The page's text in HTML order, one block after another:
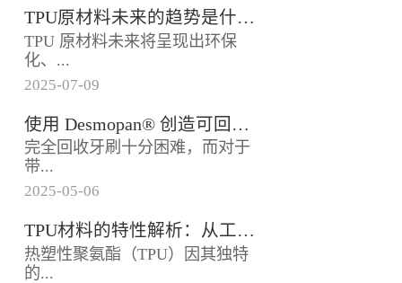
各类促销节点临近，手机护套行
业迎来传统销售旺季，市场对高
品质、高性能产品的需求持续走
高。华...
TPU原材料未来的趋势是什么？
TPU 原材料未来将呈现出环保
化、...
高性能化、功能化等趋势，具体
如下：环保化趋势显著：随着全
球环保意识提升和相关法规趋
严，...
2025-07-09
使用 Desmopan® 创造可回收的热塑性聚氨酯牙刷头
完全回收牙刷十分困难，而对于
带...
有聚丙烯手柄和尼龙刷毛的传统
牙刷而言，这根本不可能。这些
牙刷可能需要 500 年才能降解
2025-05-06
TPU材料的特性解析：从工业到医疗的跨界应用
热塑性聚氨酯（TPU）因其独特
的...